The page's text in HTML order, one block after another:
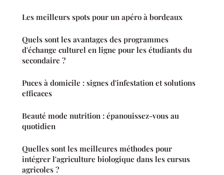
Les meilleurs spots pour un apéro à bordeaux
Quels sont les avantages des programmes
d'échange culturel en ligne pour les étudiants du
secondaire ?
Puces à domicile : signes d'infestation et solutions
efficaces
Beauté mode nutrition : épanouissez-vous au
quotidien
Quelles sont les meilleures méthodes pour
intégrer l'agriculture biologique dans les cursus
agricoles ?